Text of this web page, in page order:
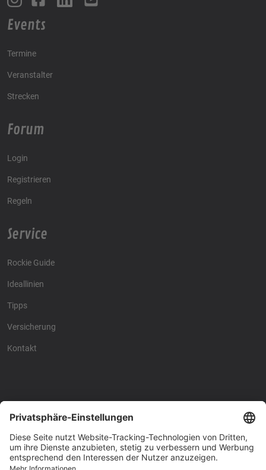
Events
Termine
Veranstalter
Strecken
Forum
Login
Registrieren
Regeln
Service
Rockie Guide
Ideallinien
Tipps
Versicherung
Kontakt
Racing4fun - Alles über Racing4fun - Alles über